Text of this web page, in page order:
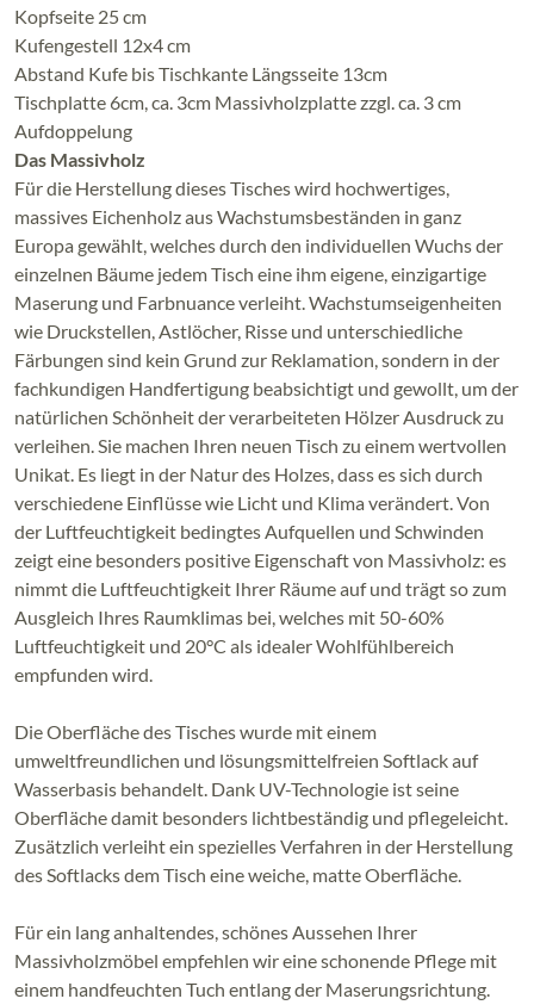
Kopfseite 25 cm
Kufengestell 12x4 cm
Abstand Kufe bis Tischkante Längsseite 13cm
Tischplatte 6cm, ca. 3cm Massivholzplatte zzgl. ca. 3 cm
Aufdoppelung
Das Massivholz
Für die Herstellung dieses Tisches wird hochwertiges,
massives Eichenholz aus Wachstumsbeständen in ganz
Europa gewählt, welches durch den individuellen Wuchs der
einzelnen Bäume jedem Tisch eine ihm eigene, einzigartige
Maserung und Farbnuance verleiht. Wachstumseigenheiten
wie Druckstellen, Astlöcher, Risse und unterschiedliche
Färbungen sind kein Grund zur Reklamation, sondern in der
fachkundigen Handfertigung beabsichtigt und gewollt, um der
natürlichen Schönheit der verarbeiteten Hölzer Ausdruck zu
verleihen. Sie machen Ihren neuen Tisch zu einem wertvollen
Unikat. Es liegt in der Natur des Holzes, dass es sich durch
verschiedene Einflüsse wie Licht und Klima verändert. Von
der Luftfeuchtigkeit bedingtes Aufquellen und Schwinden
zeigt eine besonders positive Eigenschaft von Massivholz: es
nimmt die Luftfeuchtigkeit Ihrer Räume auf und trägt so zum
Ausgleich Ihres Raumklimas bei, welches mit 50-60%
Luftfeuchtigkeit und 20°C als idealer Wohlfühlbereich
empfunden wird.
Die Oberfläche des Tisches wurde mit einem
umweltfreundlichen und lösungsmittelfreien Softlack auf
Wasserbasis behandelt. Dank UV-Technologie ist seine
Oberfläche damit besonders lichtbeständig und pflegeleicht.
Zusätzlich verleiht ein spezielles Verfahren in der Herstellung
des Softlacks dem Tisch eine weiche, matte Oberfläche.
Für ein lang anhaltendes, schönes Aussehen Ihrer
Massivholzmöbel empfehlen wir eine schonende Pflege mit
einem handfeuchten Tuch entlang der Maserungsrichtung.